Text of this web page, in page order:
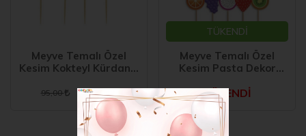
Meyve Temalı Özel
Kesim Kokteyl Kürdan 8
95,00 60,00
TÜKENDİ
Meyve Temalı Özel
Kesim Pasta Dekor
TÜKENDİ